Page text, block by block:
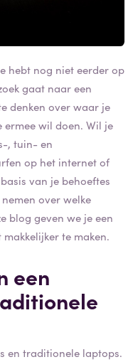
hebt nog niet eerder op
gaat naar een
denken over waar je
ermee wil doen. Wil je
, tuin- en
op het internet of
van je behoeftes
over welke
blog geven we je een
te maken.
een
en traditionele laptops.